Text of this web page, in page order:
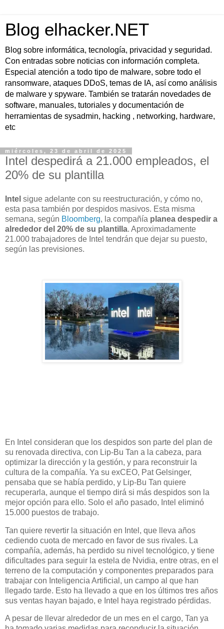
Blog elhacker.NET
Blog sobre informática, tecnología, privacidad y seguridad.
Con entradas sobre noticias con información completa.
Especial atención a todo tipo de malware, sobre todo el
ransomware, ataques DDoS, temas de IA, así como análisis
de malware y spyware. También se tratarán novedades de
software, manuales, tutoriales y documentación de
herramientas de sysadmin, hacking , networking, hardware,
etc
miércoles, 23 de abril de 2025
Intel despedirá a 21.000 empleados, el
20% de su plantilla
Intel sigue adelante con su reestructuración, y cómo no,
esta pasa también por despidos masivos. Esta misma
semana, según Bloomberg, la compañía planea despedir a
alrededor del 20% de su plantilla. Aproximadamente
21.000 trabajadores de Intel tendrán que dejar su puesto,
según las previsiones.
En Intel consideran que los despidos son parte del plan de
su renovada directiva, con Lip-Bu Tan a la cabeza, para
optimizar la dirección y la gestión, y para reconstruir la
cultura de la compañía. Ya su exCEO, Pat Gelsinger,
pensaba que se había perdido, y Lip-Bu Tan quiere
recuperarla, aunque el tiempo dirá si más despidos son la
mejor opción para ello. Solo el año pasado, Intel eliminó
15.000 puestos de trabajo.
Tan quiere revertir la situación en Intel, que lleva años
cediendo cuota de mercado en favor de sus rivales. La
compañía, además, ha perdido su nivel tecnológico, y tiene
dificultades para seguir la estela de Nvidia, entre otras, en el
terreno de la computación y componentes preparados para
trabajar con Inteligencia Artificial, un campo al que han
llegado tarde. Esto ha llevado a que en los últimos tres años
sus ventas hayan bajado, e Intel haya registrado pérdidas.
A pesar de llevar alrededor de un mes en el cargo, Tan ya